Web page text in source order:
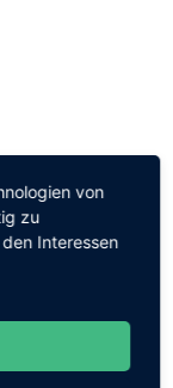
von
zu
Interessen